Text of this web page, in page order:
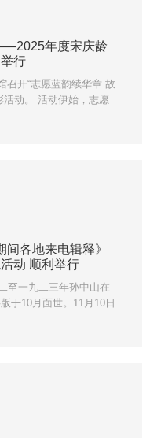
年度宋庆龄
行
召开“志愿蓝韵续华章 故
活动。 活动伊始，志愿
付出。每一张影像背
，累计服务时长近6500
温暖的传递者，在观众
间各地来电辑释》
动 顺利举行
至一九二三年孙中山在
于10月面世。11月10日
于淮海中路1843号的上
故居常务副馆长周立
究员潘建华五位嘉宾参
价值、史料整理、普及
文管委副主任吴剑及委